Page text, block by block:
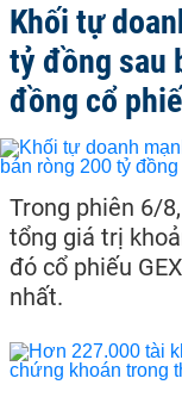
Khối tự
tỷ đồng sau
đồng cổ
Trong phiên 6/
tổng giá trị
đó cổ phiếu
nhất.